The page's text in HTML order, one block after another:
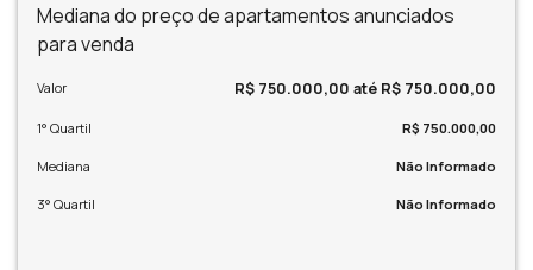
Mediana do preço de apartamentos anunciados
para venda
Valor R$ 750.000,00 até R$ 750.000,00
1° Quartil R$ 750.000,00
Mediana Não Informado
3° Quartil Não Informado